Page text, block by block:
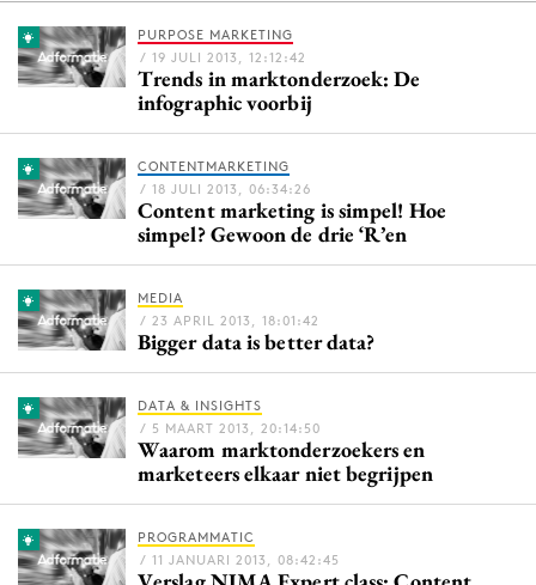
Menu
9 sept: GenAI-training
12 nov: MarketingLive!
Events
Opleidingen
Vacatures
Academy
Partners
Artificial Intelligence
Bureaus
PURPOSE MARKETING
/ 19 JULI 2013, 12:12:42
Trends in marktonderzoek: De
infographic voorbij
CONTENTMARKETING
/ 18 JULI 2013, 06:34:26
Content marketing is simpel! Hoe
simpel? Gewoon de drie ‘R’en
MEDIA
/ 23 APRIL 2013, 18:01:42
Bigger data is better data?
DATA & INSIGHTS
/ 5 MAART 2013, 20:14:50
Waarom marktonderzoekers en
marketeers elkaar niet begrijpen
PROGRAMMATIC
/ 11 JANUARI 2013, 08:42:45